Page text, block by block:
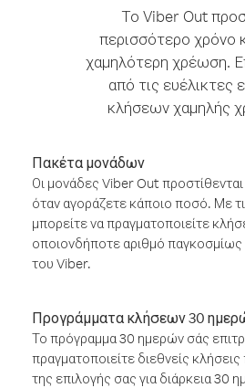
Το Viber Out
περισσότερο χρόνο
χαμηλότερη χρέωση.
από τις ευέλικτες
κλήσεων χαμηλής
Πακέτα μονάδων
Οι μονάδες Viber Out
όταν αγοράζετε κάποιο ποσό. Με
μπορείτε να πραγματοποιείτε
οποιονδήποτε αριθμό παγκοσμίως
του Viber.
Προγράμματα κλήσεων 30
Το πρόγραμμα 30 ημερών σάς
πραγματοποιείτε διεθνείς
της επιλογής σας για διάρκεια 30